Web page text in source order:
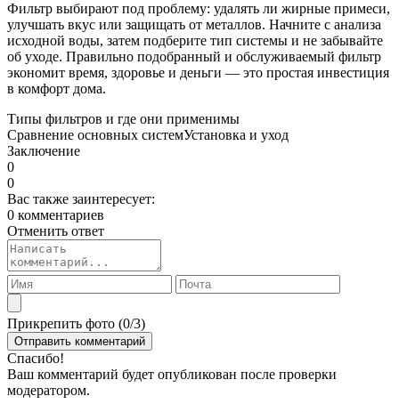
Фильтр выбирают под проблему: удалять ли жирные примеси,
улучшать вкус или защищать от металлов. Начните с анализа
исходной воды, затем подберите тип системы и не забывайте
об уходе. Правильно подобранный и обслуживаемый фильтр
экономит время, здоровье и деньги — это простая инвестиция
в комфорт дома.
Типы фильтров и где они применимы
Сравнение основных системУстановка и уход
Заключение
0
0
Вас также заинтересует:
0 комментариев
Отменить ответ
Прикрепить фото (0/3)
Спасибо!
Ваш комментарий будет опубликован после проверки
модератором.